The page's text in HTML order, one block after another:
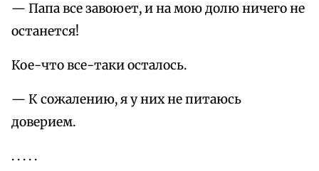
— Папа все завоюет, и на мою долю ничего не
останется!
Кое-что все-таки осталось.
— К сожалению, я у них не питаюсь
доверием.
. . . . .